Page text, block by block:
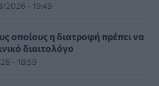
2026 - 19:49
οποίους η διατροφή πρέπει να
διαιτολόγο
- 18:59